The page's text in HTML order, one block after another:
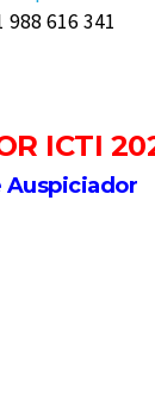
988 616 341
ICTI
Auspiciador